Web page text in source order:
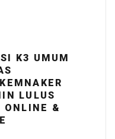
K3 UMUM
LULUS
ONLINE &